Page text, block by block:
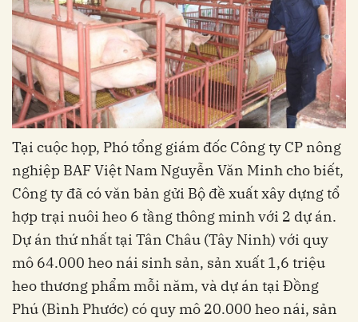
Tại cuộc họp, Phó tổng giám đốc Công ty CP nông
nghiệp BAF Việt Nam Nguyễn Văn Minh cho biết,
Công ty đã có văn bản gửi Bộ đề xuất xây dựng tổ
hợp trại nuôi heo 6 tầng thông minh với 2 dự án.
Dự án thứ nhất tại Tân Châu (Tây Ninh) với quy
mô 64.000 heo nái sinh sản, sản xuất 1,6 triệu
heo thương phẩm mỗi năm, và dự án tại Đồng
Phú (Bình Phước) có quy mô 20.000 heo nái, sản